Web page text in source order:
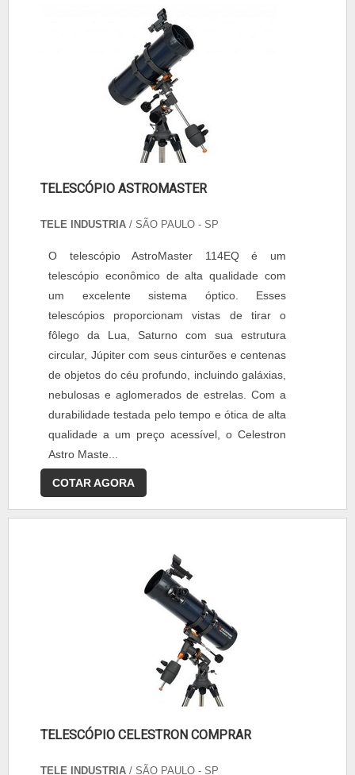
TELESCÓPIO ASTROMASTER
TELE INDUSTRIA / SÃO PAULO - SP
O telescópio AstroMaster 114EQ é um
telescópio econômico de alta qualidade com
um excelente sistema óptico. Esses
telescópios proporcionam vistas de tirar o
fôlego da Lua, Saturno com sua estrutura
circular, Júpiter com seus cinturões e centenas
de objetos do céu profundo, incluindo galáxias,
nebulosas e aglomerados de estrelas. Com a
durabilidade testada pelo tempo e ótica de alta
qualidade a um preço acessível, o Celestron
Astro Maste...
COTAR AGORA
TELESCÓPIO CELESTRON COMPRAR
TELE INDUSTRIA / SÃO PAULO - SP